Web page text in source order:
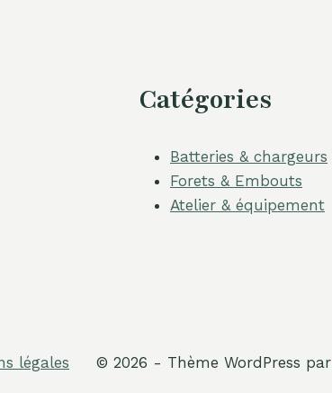
Catégories
Batteries & chargeurs
Forets & Embouts
Atelier & équipement
légales © 2026 - Thème WordPress par